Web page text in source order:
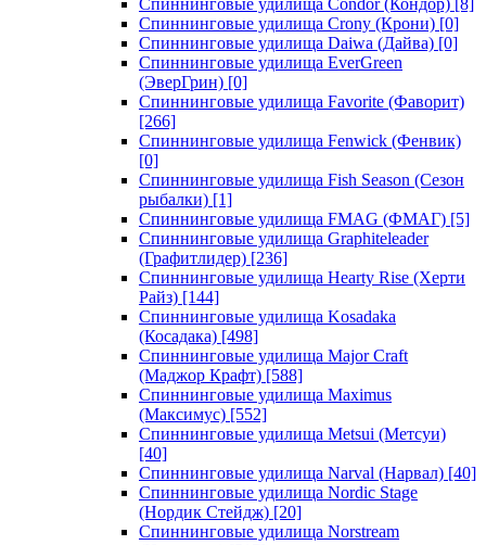
Спиннинговые удилища Condor (Кондор) [8]
Спиннинговые удилища Crony (Крони) [0]
Спиннинговые удилища Daiwa (Дайва) [0]
Спиннинговые удилища EverGreen
(ЭверГрин) [0]
Спиннинговые удилища Favorite (Фаворит)
[266]
Спиннинговые удилища Fenwick (Фенвик)
[0]
Спиннинговые удилища Fish Season (Сезон
рыбалки) [1]
Спиннинговые удилища FMAG (ФМАГ) [5]
Спиннинговые удилища Graphiteleader
(Графитлидер) [236]
Спиннинговые удилища Hearty Rise (Херти
Райз) [144]
Спиннинговые удилища Kosadaka
(Косадака) [498]
Спиннинговые удилища Major Craft
(Маджор Крафт) [588]
Спиннинговые удилища Maximus
(Максимус) [552]
Спиннинговые удилища Metsui (Метсуи)
[40]
Спиннинговые удилища Narval (Нарвал) [40]
Спиннинговые удилища Nordic Stage
(Нордик Стейдж) [20]
Спиннинговые удилища Norstream